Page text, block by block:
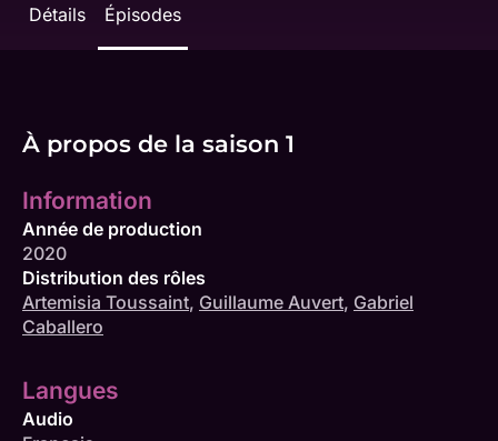
Détails Épisodes
À propos de la saison 1
Information
Année de production
2020
Distribution des rôles
Artemisia Toussaint, Guillaume Auvert, Gabriel
Caballero
Langues
Audio